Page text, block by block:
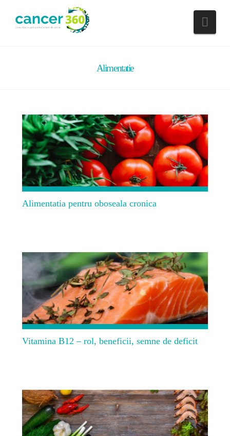
Alimentatie
Alimentatia pentru oboseala cronica
Vitamina B12 – rol, beneficii, semne de deficit